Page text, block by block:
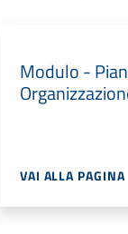
Modulo -
VAI ALLA PAGINA